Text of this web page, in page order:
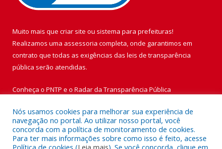
Muito mais que criar site ou sistema para prefeituras!
Realizamos uma assessoria completa, onde garantimos em
contrato que todas as exigências das leis de transparência
pública serão atendidas.
Conheça o PNTP e o Radar da Transparência Pública
Todos os direitos reservados a Prefeitura Municipal de Vigia de
Nós usamos cookies para melhorar sua experiência de
navegação no portal. Ao utilizar nosso portal, você
concorda com a política de monitoramento de cookies.
Para ter mais informações sobre como isso é feito, acesse
Política de cookies (Leia mais). Se você concorda, clique em